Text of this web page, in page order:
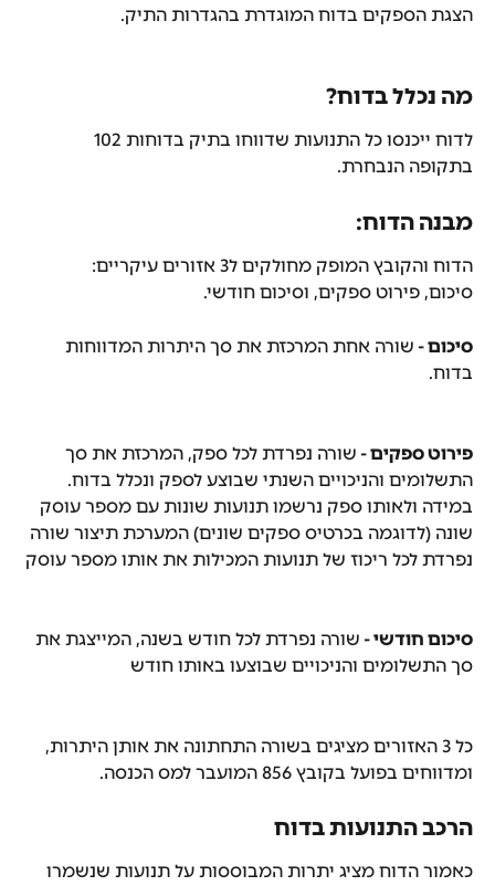
הצגת הספקים בדוח המוגדרת בהגדרות התיק.
מה נכלל בדוח?
בתקופה הנבחרת.
מבנה הדוח:
הדוח והקובץ המופק מחולקים ל3 אזורים עיקריים:
סיכום, פירוט ספקים, וסיכום חודשי.
סיכום - שורה אחת המרכזת את סך היתרות המדווחות
בדוח.
פירוט ספקים - שורה נפרדת לכל ספק, המרכזת את סך
התשלומים והניכויים השנתי שבוצע לספק ונכלל בדוח.
במידה ולאותו ספק נרשמו תנועות שונות עם מספר עוסק
שונה (לדוגמה בכרטיס ספקים שונים) המערכת תיצור שורה
נפרדת לכל ריכוז של תנועות המכילות את אותו מספר עוסק
סיכום חודשי - שורה נפרדת לכל חודש בשנה, המייצגת את
סך התשלומים והניכויים שבוצעו באותו חודש
כל 3 האזורים מציגים בשורה התחתונה את אותן היתרות,
ומדווחים בפועל בקובץ 856 המועבר למס הכנסה.
הרכב התנועות בדוח
כאמור הדוח מציג יתרות המבוססות על תנועות שנשמרו